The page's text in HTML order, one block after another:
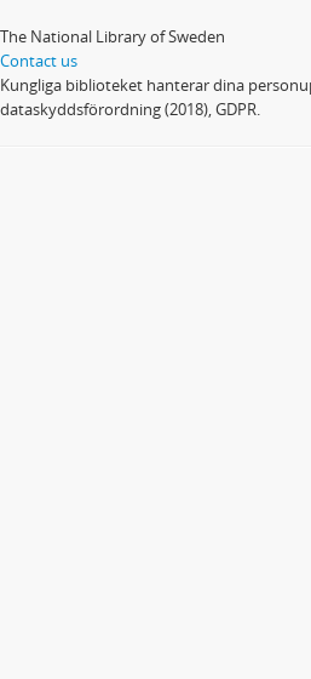
The National Library of Sweden
Contact us
Kungliga biblioteket hanterar dina
dataskyddsförordning (2018), GDPR.